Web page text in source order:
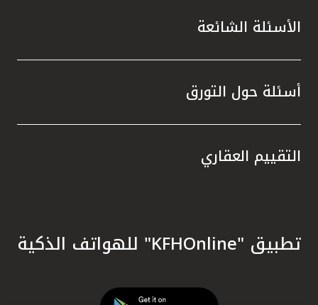
الأسئلة الشائعة
أسئلة حول التورق
التقييم العقاري
تطبيق "KFHOnline" للهواتف الذكية